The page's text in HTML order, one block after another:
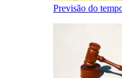
Previsão do